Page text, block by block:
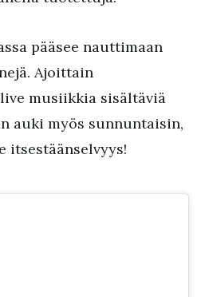
pääsee nauttimaan
Ajoittain
musiikkia sisältäviä
auki myös sunnuntaisin,
itsestäänselvyys!